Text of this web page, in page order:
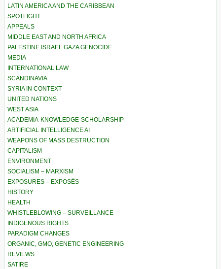
LATIN AMERICA AND THE CARIBBEAN
SPOTLIGHT
APPEALS
MIDDLE EAST AND NORTH AFRICA
PALESTINE ISRAEL GAZA GENOCIDE
MEDIA
INTERNATIONAL LAW
SCANDINAVIA
SYRIA IN CONTEXT
UNITED NATIONS
WEST ASIA
ACADEMIA-KNOWLEDGE-SCHOLARSHIP
ARTIFICIAL INTELLIGENCE AI
WEAPONS OF MASS DESTRUCTION
CAPITALISM
ENVIRONMENT
SOCIALISM – MARXISM
EXPOSURES – EXPOSÉS
HISTORY
HEALTH
WHISTLEBLOWING – SURVEILLANCE
INDIGENOUS RIGHTS
PARADIGM CHANGES
ORGANIC, GMO, GENETIC ENGINEERING
REVIEWS
SATIRE